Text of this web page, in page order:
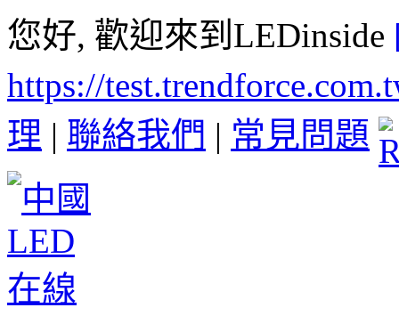
您好, 歡迎來到LEDinside
https://
理 | 聯絡我們 | 常見問題